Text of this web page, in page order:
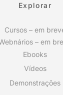
Explorar
Cursos – em
– em
Ebooks
Vídeos
Demonstrações